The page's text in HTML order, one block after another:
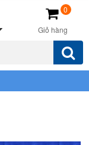
Giỏ hàng
0